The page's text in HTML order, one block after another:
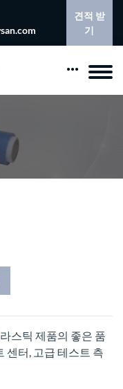
견적 받
기
스틱 제품의 좋은 품
센터, 고급 테스트 측